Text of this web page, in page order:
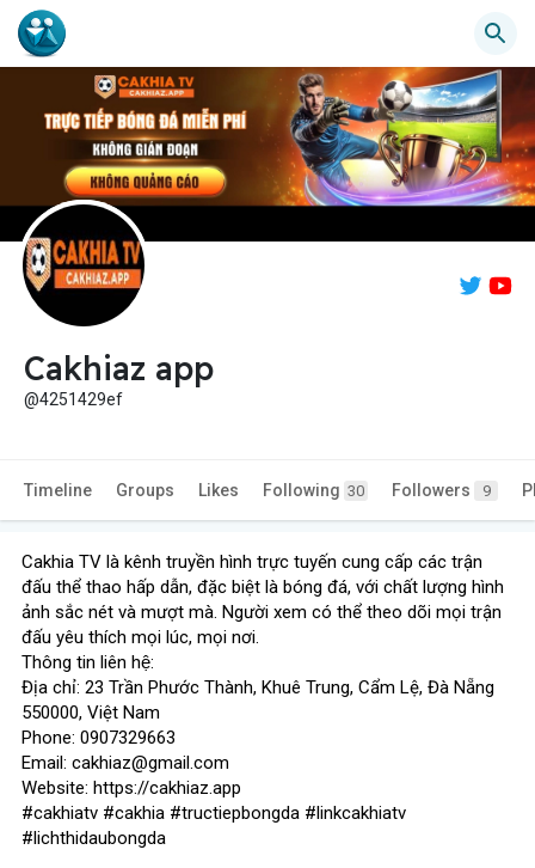
Cakhiaz app
@4251429ef
Timeline Groups Likes Following 30 Followers 9
Cakhia TV là kênh truyền hình trực tuyến cung cấp các trận
đấu thể thao hấp dẫn, đặc biệt là bóng đá, với chất lượng hình
ảnh sắc nét và mượt mà. Người xem có thể theo dõi mọi trận
đấu yêu thích mọi lúc, mọi nơi.
Thông tin liên hệ:
Địa chỉ: 23 Trần Phước Thành, Khuê Trung, Cẩm Lệ, Đà Nẵng
550000, Việt Nam
Phone: 0907329663
Email: cakhiaz@gmail.com
Website: https://cakhiaz.app
#cakhiatv #cakhia #tructiepbongda #linkcakhiatv
#lichthidaubongda